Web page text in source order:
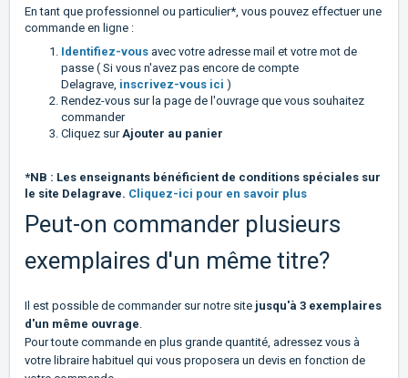
En tant que professionnel ou particulier*, vous pouvez effectuer une
commande en ligne :
Identifiez-vous avec votre adresse mail et votre mot de
passe ( Si vous n'avez pas encore de compte
Delagrave, inscrivez-vous ici )
Rendez-vous sur la page de l'ouvrage que vous souhaitez
commander
Cliquez surAjouter au panier
*NB : Les enseignants bénéficient de conditions spéciales sur
le site Delagrave. Cliquez-ici pour en savoir plus
Peut-on commander plusieurs
exemplaires d'un même titre?
Il est possible de commander sur notre site jusqu'à 3 exemplaires
d'un même ouvrage.
Pour toute commande en plus grande quantité, adressez vous à
votre libraire habituel qui vous proposera un devis en fonction de